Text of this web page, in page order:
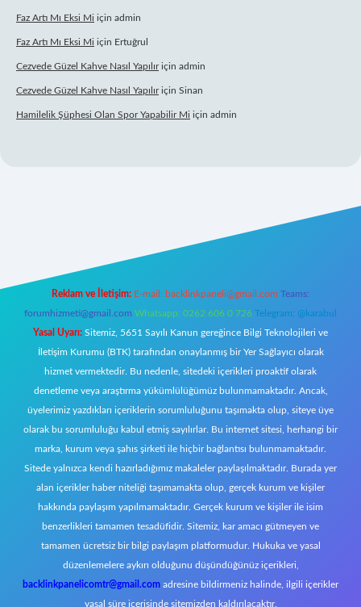
Faz Artı Mı Eksi Mi için admin
Faz Artı Mı Eksi Mi için Ertuğrul
Cezvede Güzel Kahve Nasıl Yapılıriçin admin
Cezvede Güzel Kahve Nasıl Yapılıriçin Sinan
Hamilelik Şüphesi Olan Spor Yapabilir Mi için admin
Reklam ve İletişim: E-mail: backlinkpaneli@gmail.com Teams:
forumhizmeti@gmail.com Whatsapp: 0262 606 0 726 Telegram: @karabul
Yasal Uyarı: Sitemiz, 5651 Sayılı Kanun gereğince Bilgi Teknolojileri ve
İletişim Kurumu (BTK) tarafından onaylanmış bir Yer Sağlayıcı olarak
hizmet vermektedir. Bu nedenle, sitedeki içerikleri proaktif olarak
denetleme veya araştırma yükümlülüğümüz bulunmamaktadır. Ancak,
üyelerimiz yazdıkları içeriklerin sorumluluğunu taşımakta olup, siteye üye
olarak bu sorumluluğu kabul etmiş sayılırlar. Bu internet sitesi, herhangi bir
marka, kurum veya şahıs şirketi ile hiçbir bağlantısı bulunmamaktadır.
Sitede yalnızca kendi hazırladığımız makaleler paylaşılmaktadır. Burada yer
alan içerikler haber niteliği taşımamakta olup, gerçek kurum ve kişiler
hakkında paylaşım yapılmamaktadır. Gerçek kurum ve kişiler ile isim
benzerlikleri tamamen tesadüfidir. Sitemiz, kar amacı gütmeyen ve
tamamen ücretsiz bir bilgi paylaşım platformudur. Hukuka ve yasal
düzenlemelere aykırı olduğunu düşündüğünüz içerikleri,
backlinkpanelicomtr@gmail.com adresine bildirmeniz halinde, ilgili içerikler
yasal süre içerisinde sitemizden kaldırılacaktır.